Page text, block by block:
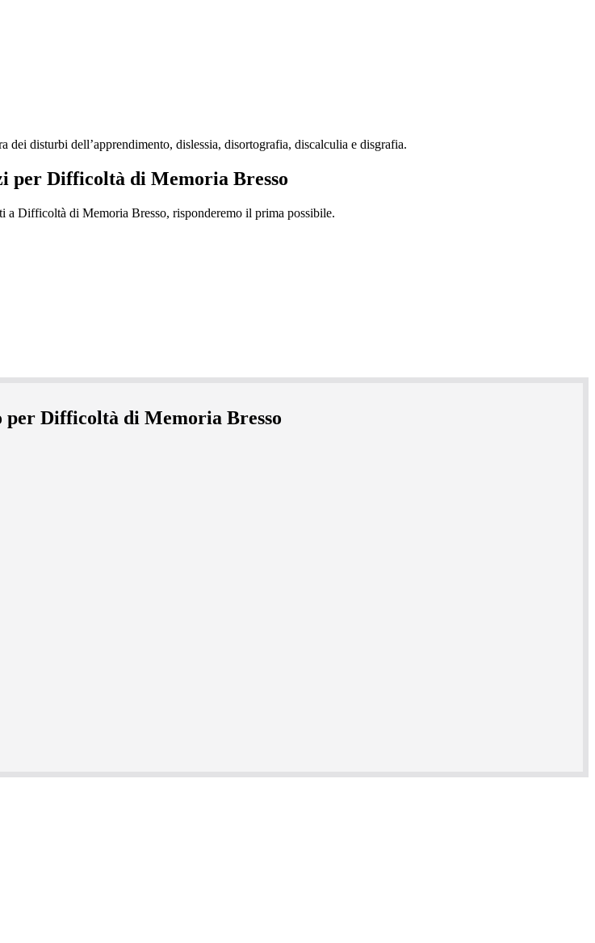
disturbi dell’apprendimento, dislessia, disortografia, discalculia e disgrafia.
per Difficoltà di Memoria Bresso
Difficoltà di Memoria Bresso